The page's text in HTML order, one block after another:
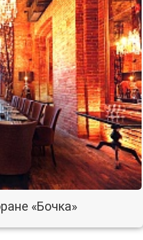
«Бочка»